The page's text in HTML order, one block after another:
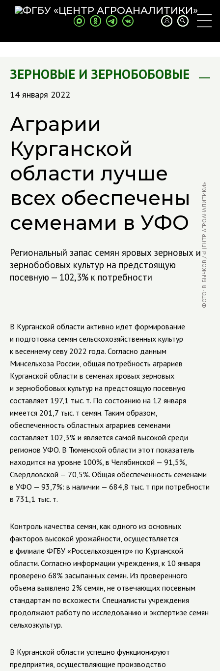
ЗЕРНОВЫЕ И ЗЕРНОБОБОВЫЕ
14 января 2022
Аграрии
Курганской
области лучше
всех обеспечены
семенами в УФО
Региональный запас семян яровых зерновых и
зернобобовых культур на предстоящую
посевную — 102,3% к потребности
ФОТО: В. БЫЧКОВ / «ЦЕНТР АГРОАНАЛИТИКИ»
В Курганской области активно идет формирование
и подготовка семян сельскохозяйственных культур
к весеннему севу 2022 года. Согласно данным
Минсельхоза России, общая потребность аграриев
Курганской области в семенах яровых зерновых
и зернобобовых культур на предстоящую посевную
составляет 197,1 тыс. т. По состоянию на 12 января
имеется 201,7 тыс. т семян. Таким образом,
обеспеченность областных аграриев семенами
составляет 102,3% и является самой высокой среди
регионов УФО. В Тюменской области этот показатель
находится на уровне 100%, в Челябинской — 91,5%,
Свердловской — 70,5%. Общая обеспеченность семенами
в УФО — 93,7%: в наличии — 684,8 тыс. т при потребности
в 731,1 тыс. т.
Контроль качества семян, как одного из основных
факторов высокой урожайности, осуществляется
в филиале ФГБУ «Россельхозцентр» по Курганской
области. Согласно информации учреждения, к 10 января
проверено 68% засыпанных семян. Из проверенного
объема выявлено 2% семян, не отвечающих посевным
стандартам по всхожести. Специалисты учреждения
продолжают работу по исследованию и экспертизе семян
сельхозкультур.
В Курганской области успешно функционируют
предприятия, осуществляющие производство